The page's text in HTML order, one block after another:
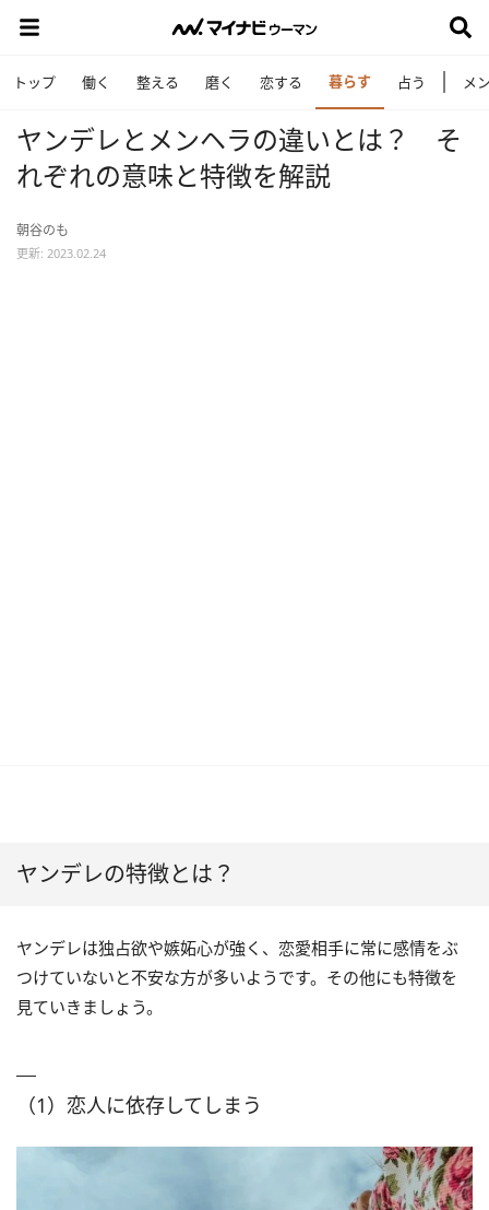
トップ 働く 整える 磨く 恋する 暮らす 占う メ
ヤンデレとメンヘラの違いとは？ そ
れぞれの意味と特徴を解説
朝谷のも
更新: 2023.02.24
ヤンデレの特徴とは？
ヤンデレは独占欲や嫉妬心が強く、恋愛相手に常に感情をぶ
つけていないと不安な方が多いようです。その他にも特徴を
見ていきましょう。
（1）恋人に依存してしまう